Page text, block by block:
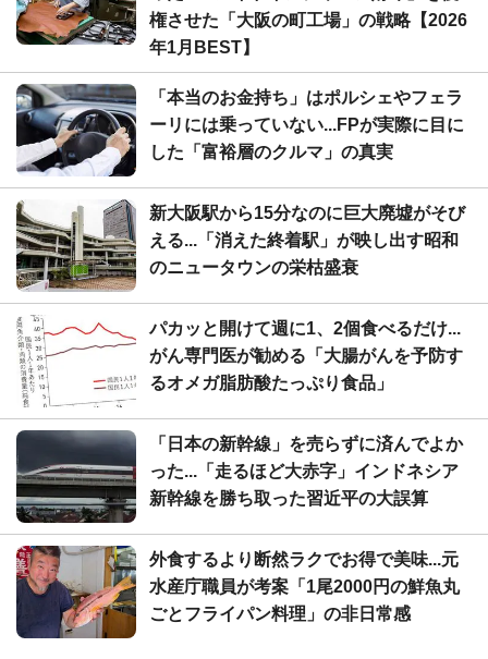
権させた「大阪の町工場」の戦略【2026
年1月BEST】
「本当のお金持ち」はポルシェやフェラ
ーリには乗っていない...FPが実際に目に
した「富裕層のクルマ」の真実
新大阪駅から15分なのに巨大廃墟がそび
える...「消えた終着駅」が映し出す昭和
のニュータウンの栄枯盛衰
パカッと開けて週に1、2個食べるだけ...
がん専門医が勧める「大腸がんを予防す
るオメガ脂肪酸たっぷり食品」
「日本の新幹線」を売らずに済んでよか
った...「走るほど大赤字」インドネシア
新幹線を勝ち取った習近平の大誤算
外食するより断然ラクでお得で美味...元
水産庁職員が考案「1尾2000円の鮮魚丸
ごとフライパン料理」の非日常感